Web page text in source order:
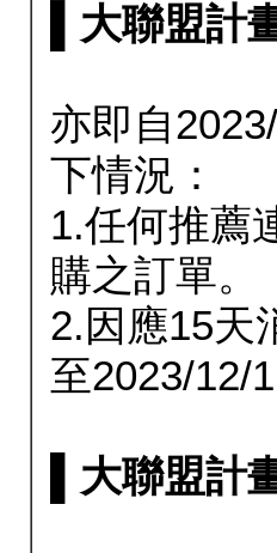
▌大聯盟計
亦即自
下情況：
1.任何推薦
購之訂單。
2.因應15天
至2023/12/1
▌大聯盟計